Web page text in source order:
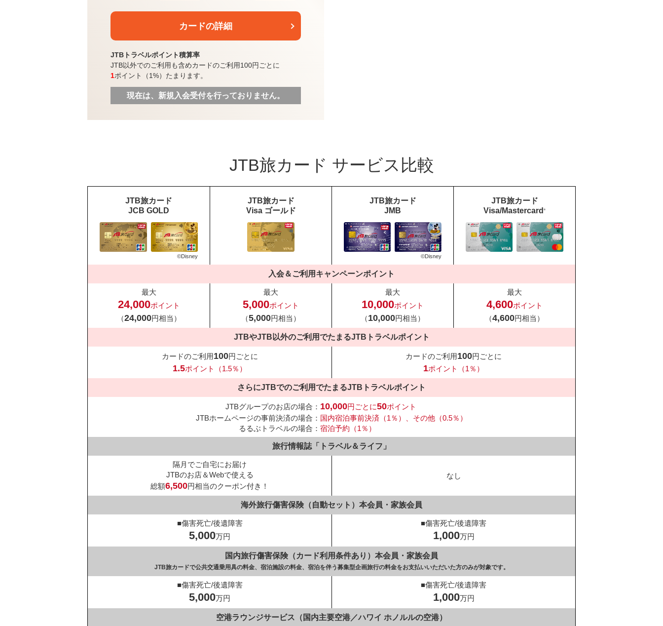
カードの詳細
JTBトラベルポイント積算率
JTB以外でのご利用も含めカードのご利用100円ごとに
1ポイント（1%）たまります。
現在は、新規入会受付を行っておりません。
JTB旅カード サービス比較
JTB旅カード
JCB GOLD
©Disney
JTB旅カード
Visa ゴールド
JTB旅カード
JMB
©Disney
JTB旅カード
Visa/Mastercard ®
入会＆ご利用キャンペーンポイント
最大
24,000ポイント
（24,000円相当）
最大
5,000ポイント
（5,000円相当）
最大
10,000ポイント
（10,000円相当）
最大
4,600ポイント
（4,600円相当）
JTBやJTB以外のご利用でたまるJTBトラベルポイント
カードのご利用100円ごとに
1.5ポイント（1.5％）
カードのご利用100円ごとに
1ポイント（1％）
さらにJTBでのご利用でたまるJTBトラベルポイント
JTBグループのお店の場合： 10,000円ごとに50ポイント
JTBホームページの事前決済の場合： 国内宿泊事前決済（1％）、その他（0.5％）
るるぶトラベルの場合： 宿泊予約（1％）
旅行情報誌「トラベル＆ライフ」
隔月でご自宅にお届け
JTBのお店＆Webで使える
総額6,500円相当のクーポン付き！
なし
海外旅行傷害保険（自動セット） 本会員・家族会員
■傷害死亡/後遺障害
5,000万円
■傷害死亡/後遺障害
1,000万円
国内旅行傷害保険（カード利用条件あり） 本会員・家族会員
JTB旅カードで公共交通乗用具の料金、 宿泊施設の料金、 宿泊を伴う募集型企画旅行の料金をお支払いいただいた方のみが対象です。
■傷害死亡/後遺障害
5,000万円
■傷害死亡/後遺障害
1,000万円
空港ラウンジサービス （国内主要空港／ハワイ ホノルルの空港）